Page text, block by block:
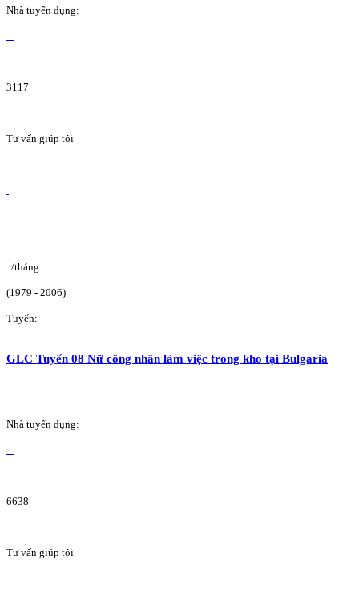
Nhà tuyển dụng:
3117
Tư vấn giúp tôi
/tháng
(1979 - 2006)
Tuyển:
GLC Tuyển 08 Nữ công nhân làm việc trong kho tại Bulgaria
Nhà tuyển dụng:
6638
Tư vấn giúp tôi